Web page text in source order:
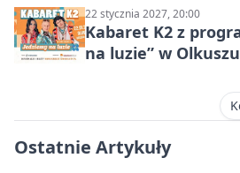
22 stycznia 2027, 20:00
Kabaret K2 z
na luzie” w Olkuszu
Ostatnie Artykuły